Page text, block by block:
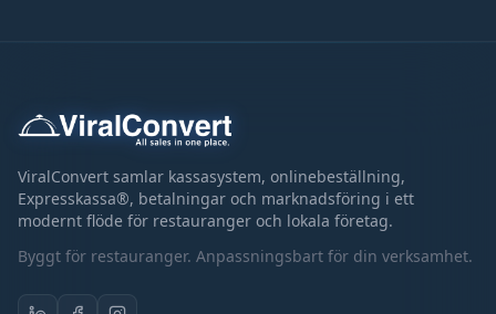
ViralConvert samlar kassasystem, onlinebeställning,
Expresskassa®, betalningar och marknadsföring i ett
modernt flöde för restauranger och lokala företag.
Byggt för restauranger. Anpassningsbart för din verksamhet.